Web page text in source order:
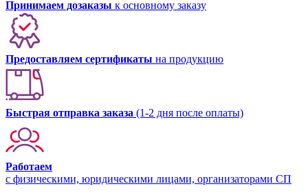
Принимаем дозаказы к основному заказу
Предоставляем сертификаты на продукцию
Быстрая отправка заказа (1-2 дня после оплаты)
Работаем
с физическими, юридическими лицами, организаторами СП